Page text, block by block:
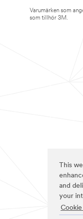
This
and
your
Varumärken som
som tillhör 3M.